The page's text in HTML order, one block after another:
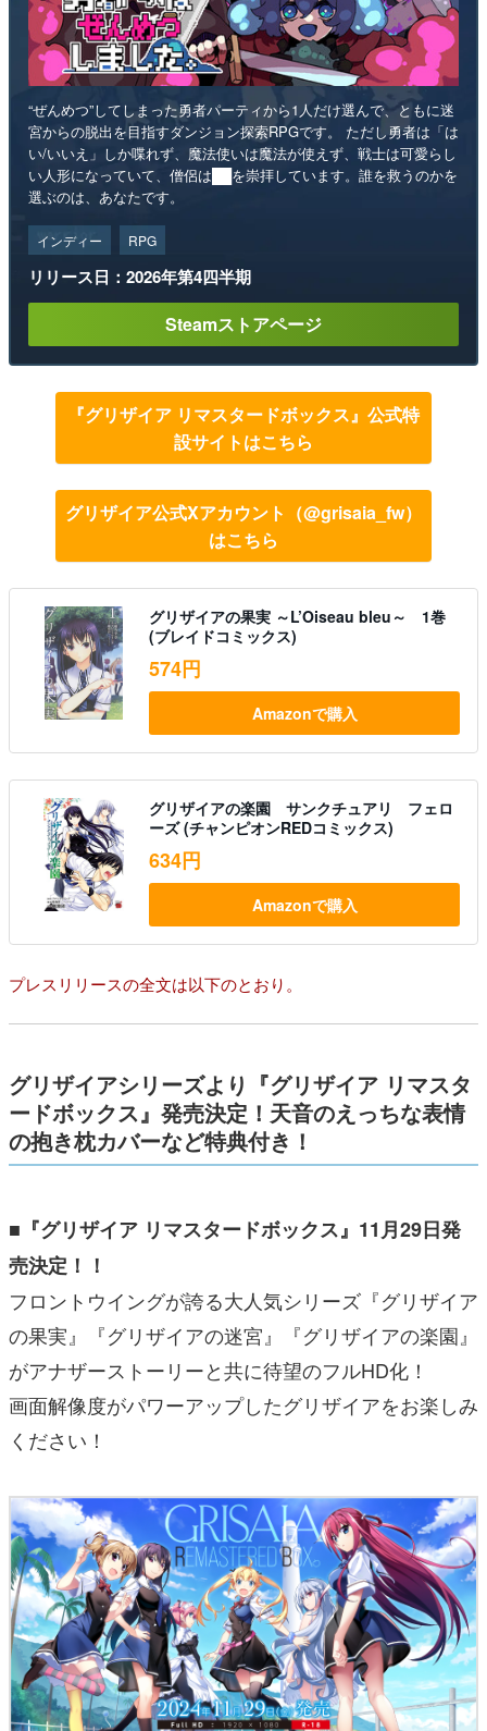
“ぜんめつ”してしまった勇者パーティから1人だけ選んで、ともに迷
宮からの脱出を目指すダンジョン探索RPGです。 ただし勇者は「は
い/いいえ」しか喋れず、魔法使いは魔法が使えず、戦士は可愛らし
い人形になっていて、僧侶は██を崇拝しています。誰を救うのかを
選ぶのは、あなたです。
インディー RPG
リリース日：2026年第4四半期
Steamストアページ
『グリザイア リマスタードボックス』公式特
設サイトはこちら
グリザイア公式Xアカウント（@grisaia_fw）
はこちら
グリザイアの果実 ～L’Oiseau bleu～ 1巻
(ブレイドコミックス)
574円
Amazonで購入
グリザイアの楽園 サンクチュアリ フェロ
ーズ (チャンピオンREDコミックス)
634円
Amazonで購入
プレスリリースの全文は以下のとおり。
グリザイアシリーズより『グリザイア リマスタ
ードボックス』発売決定！天音のえっちな表情
の抱き枕カバーなど特典付き！
■『グリザイア リマスタードボックス』11月29日発
売決定！！
フロントウイングが誇る大人気シリーズ『グリザイア
の果実』『グリザイアの迷宮』『グリザイアの楽園』
がアナザーストーリーと共に待望のフルHD化！
画面解像度がパワーアップしたグリザイアをお楽しみ
ください！